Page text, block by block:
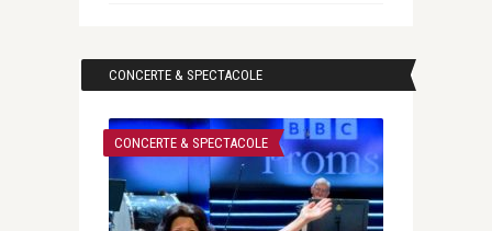
CONCERTE & SPECTACOLE
CONCERTE & SPECTACOLE